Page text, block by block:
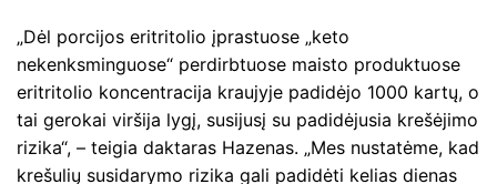
„Dėl porcijos eritritolio įprastuose „keto
nekenksminguose“ perdirbtuose maisto produktuose
eritritolio koncentracija kraujyje padidėjo 1000 kartų, o
tai gerokai viršija lygį, susijusį su padidėjusia krešėjimo
rizika“, – teigia daktaras Hazenas. „Mes nustatėme, kad
krešulių susidarymo rizika gali padidėti kelias dienas